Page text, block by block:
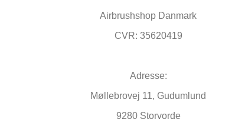
Airbrushshop Danmark
CVR: 35620419
Adresse:
Møllebrovej 11, Gudumlund
9280 Storvorde